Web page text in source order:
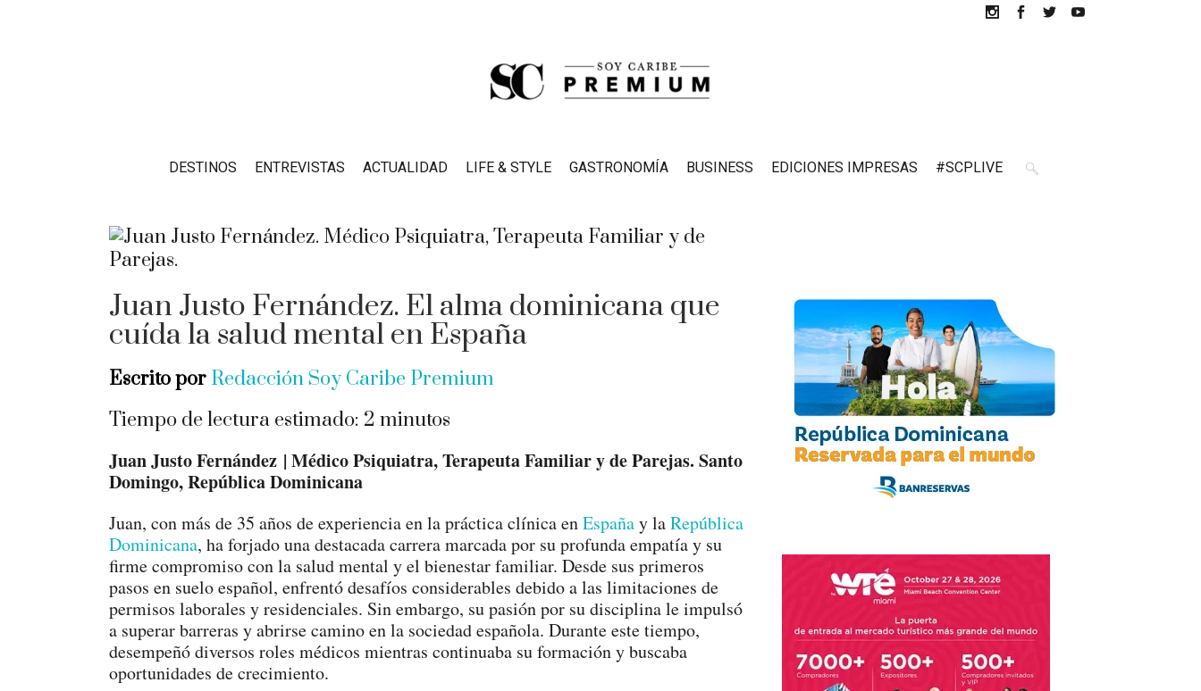
DESTINOS ENTREVISTAS ACTUALIDAD LIFE & STYLE GASTRONOMÍA BUSINESS EDICIONES IMPRESAS #SCPLIVE
Juan Justo Fernández. El alma dominicana que
cuída la salud mental en España
Escrito por Redacción Soy Caribe Premium
Tiempo de lectura estimado: 2 minutos
Juan Justo Fernández | Médico Psiquiatra, Terapeuta Familiar y de Parejas. Santo
Domingo, República Dominicana
Juan, con más de 35 años de experiencia en la práctica clínica enEspañay laRepública
Dominicana, ha forjado una destacada carrera marcada por su profunda empatía y su
firme compromiso con la salud mental y el bienestar familiar. Desde sus primeros
pasos en suelo español, enfrentó desafíos considerables debido a las limitaciones de
permisos laborales y residenciales. Sin embargo, su pasión por su disciplina le impulsó
a superar barreras y abrirse camino en la sociedad española. Durante este tiempo,
desempeñó diversos roles médicos mientras continuaba su formación y buscaba
oportunidades de crecimiento.